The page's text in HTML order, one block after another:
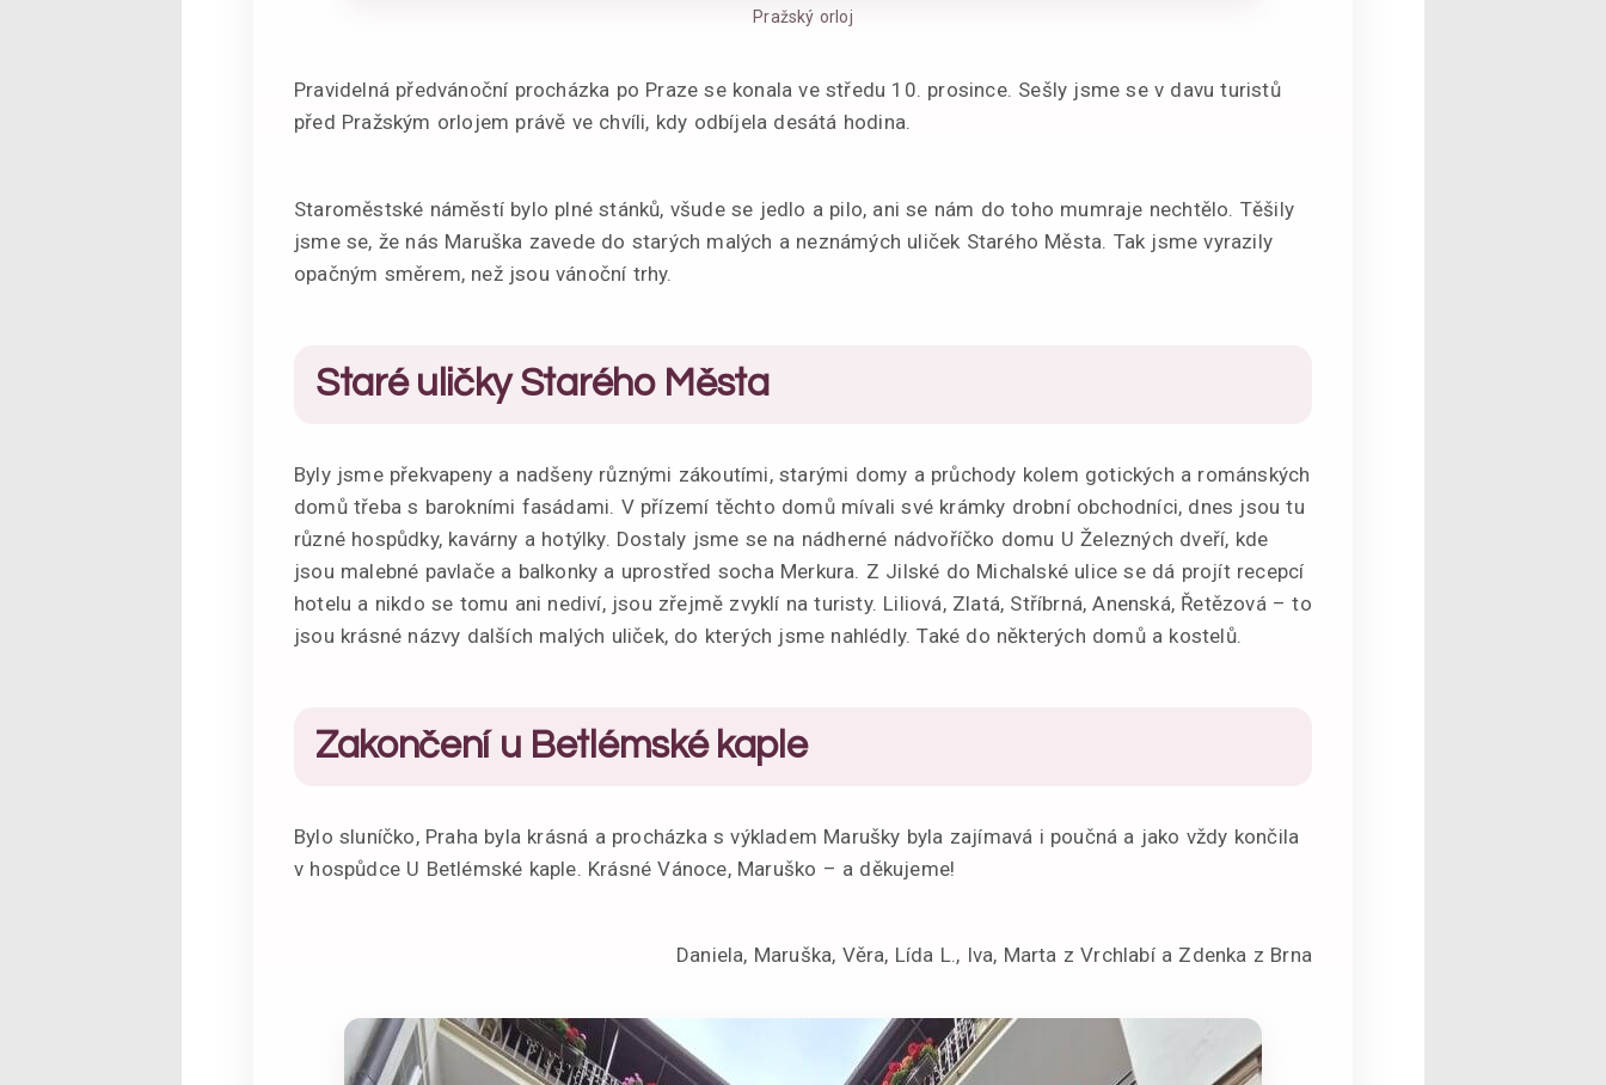
Pražský orloj
Pravidelná předvánoční procházka po Praze se konala ve středu 10. prosince. Sešly jsme se v davu turistů
před Pražským orlojem právě ve chvíli, kdy odbíjela desátá hodina.
Staroměstské náměstí bylo plné stánků, všude se jedlo a pilo, ani se nám do toho mumraje nechtělo. Těšily
jsme se, že nás Maruška zavede do starých malých a neznámých uliček Starého Města. Tak jsme vyrazily
opačným směrem, než jsou vánoční trhy.
Staré uličky Starého Města
Byly jsme překvapeny a nadšeny různými zákoutími, starými domy a průchody kolem gotických a románských
domů třeba s barokními fasádami. V přízemí těchto domů mívali své krámky drobní obchodníci, dnes jsou tu
různé hospůdky, kavárny a hotýlky. Dostaly jsme se na nádherné nádvoříčko domu U Železných dveří, kde
jsou malebné pavlače a balkonky a uprostřed socha Merkura. Z Jilské do Michalské ulice se dá projít recepcí
hotelu a nikdo se tomu ani nediví, jsou zřejmě zvyklí na turisty. Liliová, Zlatá, Stříbrná, Anenská, Řetězová – to
jsou krásné názvy dalších malých uliček, do kterých jsme nahlédly. Také do některých domů a kostelů.
Zakončení u Betlémské kaple
Bylo sluníčko, Praha byla krásná a procházka s výkladem Marušky byla zajímavá i poučná a jako vždy končila
v hospůdce U Betlémské kaple. Krásné Vánoce, Maruško – a děkujeme!
Daniela, Maruška, Věra, Lída L., Iva, Marta z Vrchlabí a Zdenka z Brna